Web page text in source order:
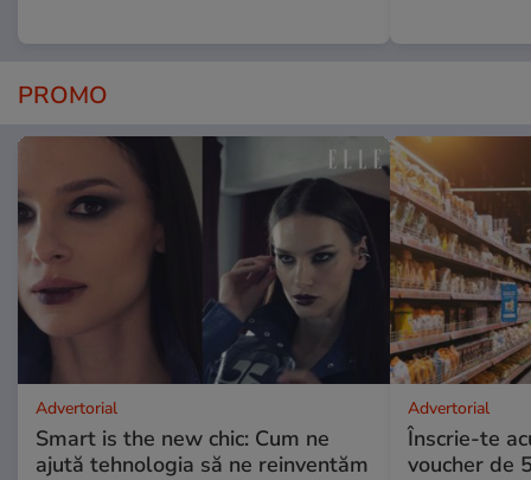
PROMO
Advertorial
Smart is the new chic: Cum ne
ajută tehnologia să ne reinventăm
Advertorial
Înscrie-te
voucher de